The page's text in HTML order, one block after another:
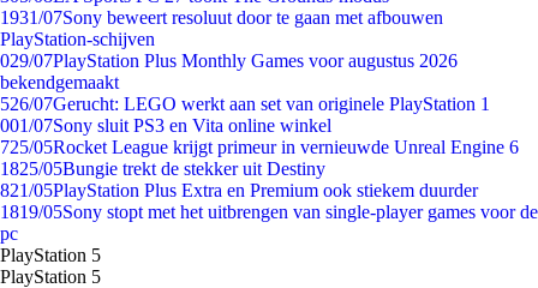
1931/07Sony beweert resoluut door te gaan met afbouwen
PlayStation-schijven
029/07PlayStation Plus Monthly Games voor augustus 2026
bekendgemaakt
526/07Gerucht: LEGO werkt aan set van originele PlayStation 1
001/07Sony sluit PS3 en Vita online winkel
725/05Rocket League krijgt primeur in vernieuwde Unreal Engine 6
1825/05Bungie trekt de stekker uit Destiny
821/05PlayStation Plus Extra en Premium ook stiekem duurder
1819/05Sony stopt met het uitbrengen van single-player games voor de
pc
PlayStation 5
PlayStation 5